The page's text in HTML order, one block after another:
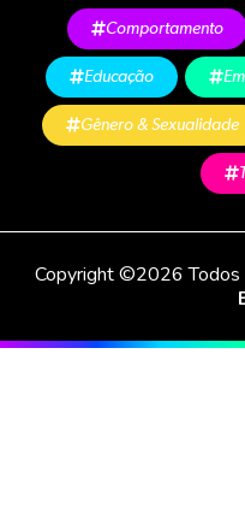
Comportamento
Educação
Gênero & Sexualidade
Copyright ©2026 Todos